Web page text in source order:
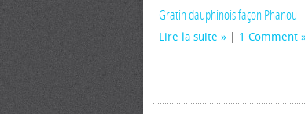
Gratin dauphinois façon Phanou
Lire la suite 1 Comment